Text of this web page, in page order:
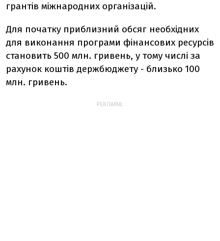
грантів міжнародних організацій.
Для початку приблизний обсяг необхідних
для виконання програми фінансових ресурсів
становить 500 млн. гривень, у тому числі за
рахунок коштів держбюджету - близько 100
млн. гривень.
РЕКЛАМА: